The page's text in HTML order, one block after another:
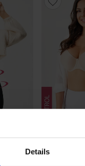
Details
3+1 GRATIS